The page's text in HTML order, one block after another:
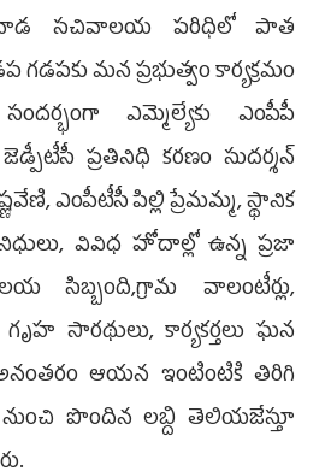
సచివాలయ పరిధిలో పాత
మ‌న ప్ర‌భుత్వం కార్య‌క్ర‌మం
ఎమ్మెల్యేకు ఎంపీపీ
ప్రతినిధి కరణం సుదర్శన్
ఎంపీటీసీ పిల్లి ప్రేమమ్మ, స్థానిక
వివిధ హోదాల్లో ఉన్న ప్రజా
సిబ్బంది,గ్రామ వాలంటీర్లు,
సారథులు, కార్యకర్తలు ఘ‌న
ఆయన ఇంటింటికి తిరిగి
నుంచి పొందిన లబ్ది తెలియజేస్తూ